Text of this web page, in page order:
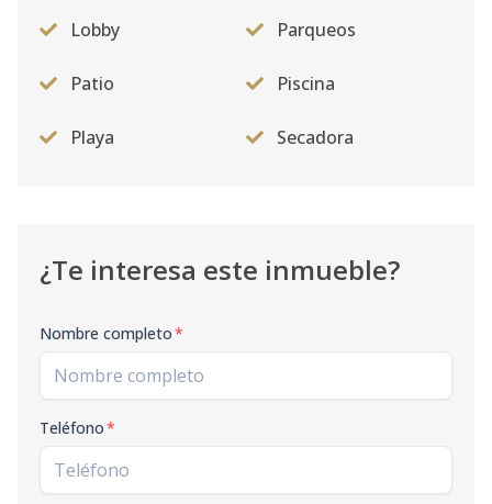
Lobby Parqueos
Patio Piscina
Playa Secadora
¿Te interesa este inmueble?
Nombre completo*
Teléfono*